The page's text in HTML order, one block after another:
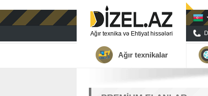
Ağır texnika və Ehtiyat hissələri
Ağır texnikalar